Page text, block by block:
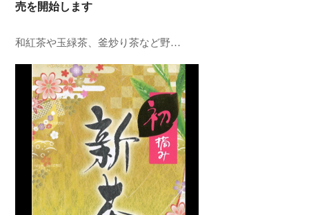
売を開始します
和紅茶や玉緑茶、釜炒り茶など野…